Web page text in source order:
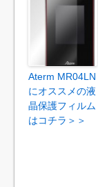
Aterm MR04LN
にオススメの液
晶保護フィルム
はコチラ＞＞